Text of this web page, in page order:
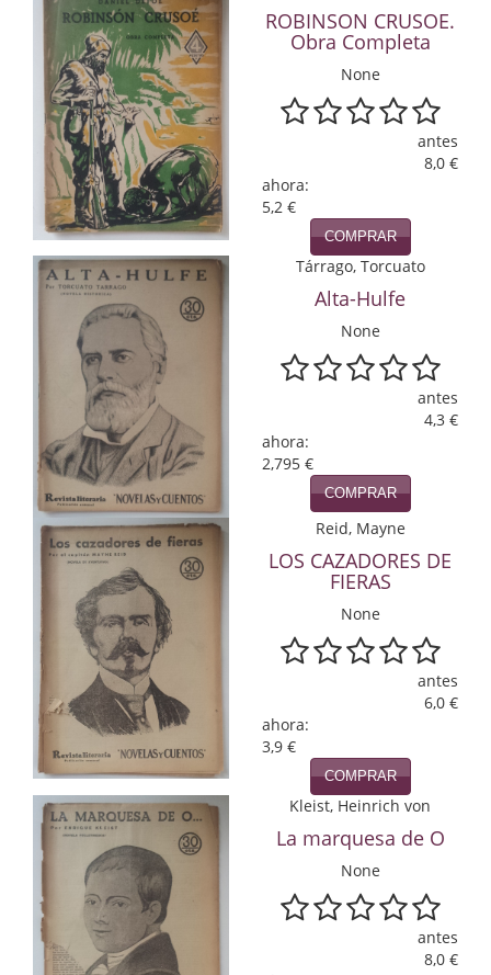
Filosofía
Física y Química
Física y química
Guerra Civil Española
Historia
historia
Infantil y juvenil
Infantil y juvenil. Nuevo!!
Infantil y juvenil. Nuevo!!!
Informática
Literatura fantástica
Literatura hispanoamericana
Mafia y espionaje
Matemáticas
Medicina
Música
Naturaleza
Novela Extranjera
Novela fantástica
Novela histórica
ROBINSON CRUSOE.
Obra Completa
None
antes
8,0 €
ahora:
5,2 €
COMPRAR
Tárrago, Torcuato
Alta-Hulfe
None
antes
4,3 €
ahora:
2,795 €
COMPRAR
Reid, Mayne
LOS CAZADORES DE
FIERAS
None
antes
6,0 €
ahora:
3,9 €
COMPRAR
Kleist, Heinrich von
La marquesa de O
None
antes
8,0 €